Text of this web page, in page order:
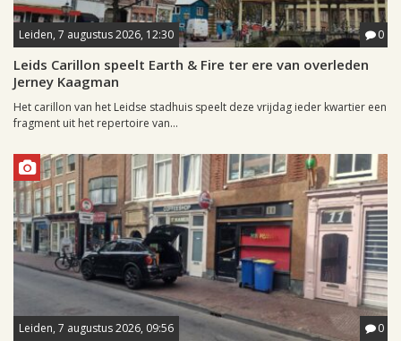
Leiden, 7 augustus 2026, 12:30 0
Leids Carillon speelt Earth & Fire ter ere van overleden
Jerney Kaagman
Het carillon van het Leidse stadhuis speelt deze vrijdag ieder kwartier een
fragment uit het repertoire van...
Leiden, 7 augustus 2026, 09:56 0